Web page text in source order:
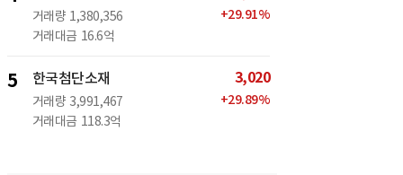
거래량 1,380,356
거래대금 16.6억
+29.91%
5 한국첨단소재
거래량 3,991,467
거래대금 118.3억
3,020
+29.89%